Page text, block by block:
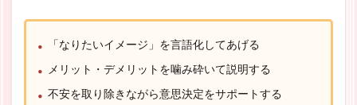
「なりたいイメージ」を言語化してあげる
メリット・デメリットを噛み砕いて説明する
不安を取り除きながら意思決定をサポートする